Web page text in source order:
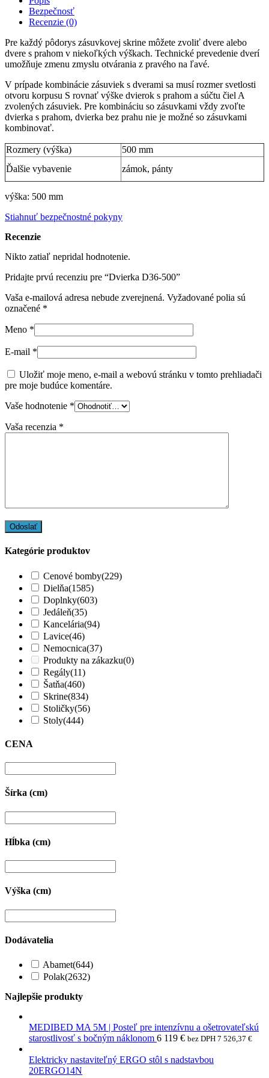
Bezpečnosť
Recenzie (0)
Pre každý pôdorys zásuvkovej skrine môžete zvoliť dvere alebo
dvere s prahom v niekoľkých výškach. Technické prevedenie dverí
umožňuje zmenu zmyslu otvárania z pravého na ľavé.
V prípade kombinácie zásuviek s dverami sa musí rozmer svetlosti
otvoru korpusu S rovnať výške dvierok s prahom a súčtu čiel A
zvolených zásuviek. Pre kombináciu so zásuvkami vždy zvoľte
dvierka s prahom, dvierka bez prahu nie je možné so zásuvkami
kombinovať.
Rozmery (výška)
500 mm
Ďalšie vybavenie
zámok, pánty
výška: 500 mm
Stiahnuť bezpečnostné pokyny
Recenzie
Nikto zatiaľ nepridal hodnotenie.
Pridajte prvú recenziu pre “Dvierka D36-500”
Vaša e-mailová adresa nebude zverejnená. Vyžadované polia sú
označené *
Meno *
E-mail *
Uložiť moje meno, e-mail a webovú stránku v tomto prehliadači
pre moje budúce komentáre.
Vaše hodnotenie *
Vaša recenzia *
Kategórie produktov
Cenové bomby(229)
Dielňa(1585)
Doplnky(603)
Jedáleň(35)
Kancelária(94)
Lavice(46)
Nemocnica(37)
Produkty na zákazku(0)
Regály(11)
Šatňa(460)
Skrine(834)
Stoličky(56)
Stoly(444)
CENA
Šírka (cm)
Hĺbka (cm)
Výška (cm)
Dodávatelia
Abamet(644)
Polak(2632)
Najlepšie produkty
MEDIBED MA 5M | Posteľ pre intenzívnu a ošetrovateľskú
starostlivosť s bočným náklonom 6 119 € bez DPH 7 526,37 €
Elektricky nastaviteľný ERGO stôl s nadstavbou
20ERGO14N